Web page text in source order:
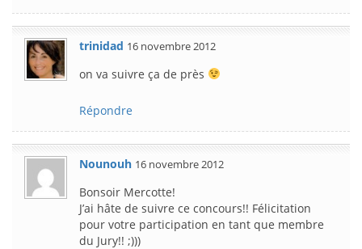
trinidad 16 novembre 2012
on va suivre ça de près
Répondre
Nounouh 16 novembre 2012
Bonsoir Mercotte!
J’ai hâte de suivre ce concours!! Félicitation
pour votre participation en tant que membre
du Jury!! ;)))